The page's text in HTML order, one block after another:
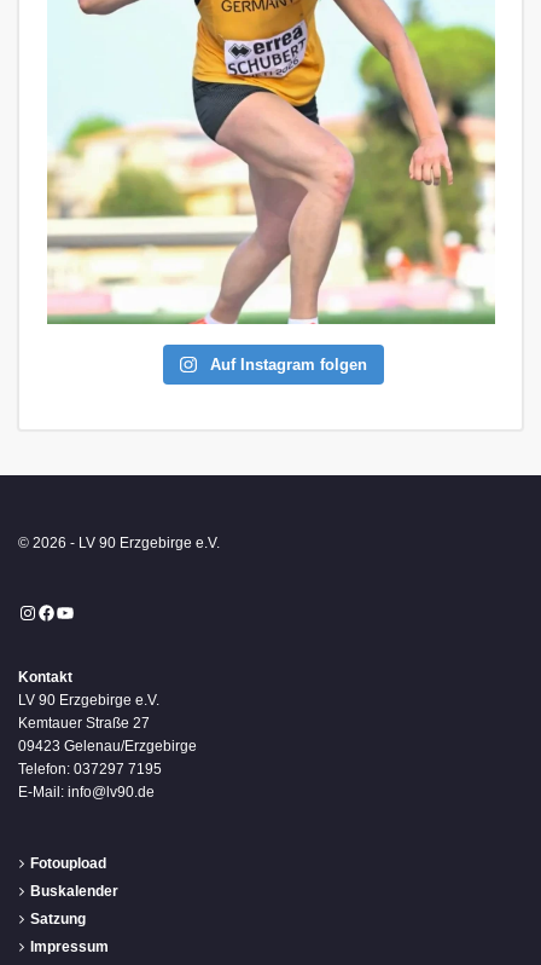
Auf Instagram folgen
© 2026 - LV 90 Erzgebirge e.V.
Instagram
Facebook
YouTube
Kontakt
LV 90 Erzgebirge e.V.
Kemtauer Straße 27
09423 Gelenau/Erzgebirge
Telefon: 037297 7195
E-Mail: info@lv90.de
Fotoupload
Buskalender
Satzung
Impressum